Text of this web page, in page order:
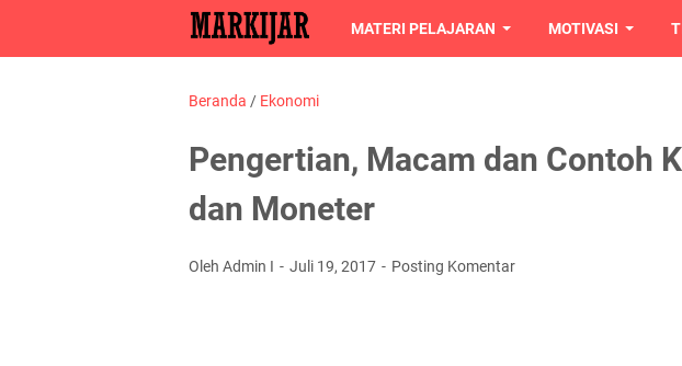
MATERI PELAJARAN MOTIVASI
Beranda / Ekonomi
Pengertian, Macam dan Contoh
dan Moneter
Oleh Admin I Juli 19, 2017 Posting Komentar